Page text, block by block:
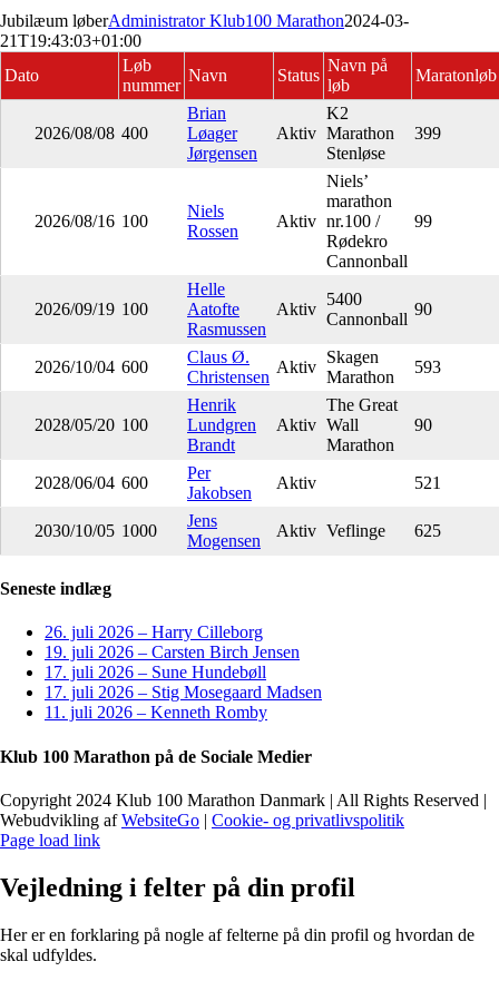
Jubilæum løberAdministrator Klub100 Marathon2024-03-
21T19:43:03+01:00
Dato
Løb
nummer
Navn Status
Navn på
løb
Maratonløb
2026/08/08 400
Brian
Løager
Jørgensen
Aktiv
K2
Marathon
Stenløse
399
2026/08/16 100
Niels
Rossen
Aktiv
Niels’
marathon
nr.100 /
Rødekro
Cannonball
99
2026/09/19 100
Helle
Aatofte
Rasmussen
Aktiv
5400
Cannonball
90
2026/10/04 600
Claus Ø.
Christensen
Aktiv
Skagen
Marathon
593
2028/05/20 100
Henrik
Lundgren
Brandt
Aktiv
The Great
Wall
Marathon
90
2028/06/04 600
Per
Jakobsen
Aktiv 521
2030/10/05 1000
Jens
Mogensen
Aktiv Veflinge 625
Seneste indlæg
26. juli 2026 – Harry Cilleborg
19. juli 2026 – Carsten Birch Jensen
17. juli 2026 – Sune Hundebøll
17. juli 2026 – Stig Mosegaard Madsen
11. juli 2026 – Kenneth Romby
Klub 100 Marathon på de Sociale Medier
Copyright 2024 Klub 100 Marathon Danmark | All Rights Reserved |
Webudvikling afWebsiteGo | Cookie- og privatlivspolitik
Page load link
Vejledning i felter på din profil
Her er en forklaring på nogle af felterne på din profil og hvordan de
skal udfyldes.